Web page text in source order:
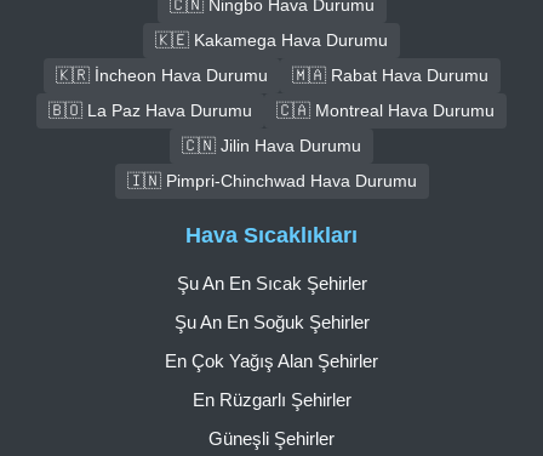
🇨🇳 Ningbo Hava Durumu
🇰🇪 Kakamega Hava Durumu
🇰🇷 İncheon Hava Durumu
🇲🇦 Rabat Hava Durumu
🇧🇴 La Paz Hava Durumu
🇨🇦 Montreal Hava Durumu
🇨🇳 Jilin Hava Durumu
🇮🇳 Pimpri-Chinchwad Hava Durumu
Hava Sıcaklıkları
Şu An En Sıcak Şehirler
Şu An En Soğuk Şehirler
En Çok Yağış Alan Şehirler
En Rüzgarlı Şehirler
Güneşli Şehirler